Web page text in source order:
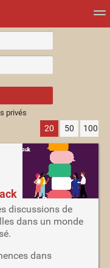
privés
20 50 100
discussions de
dans un monde
dans